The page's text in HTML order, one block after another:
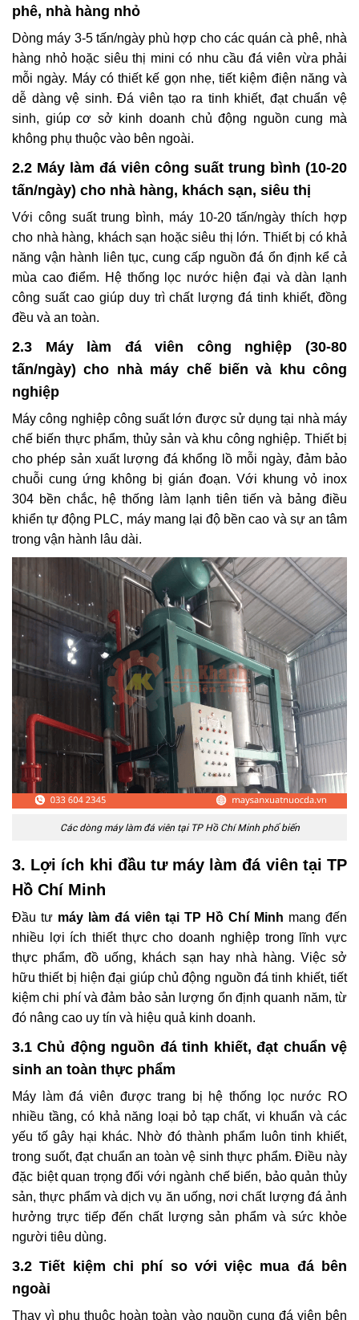
phê, nhà hàng nhỏ
Dòng máy 3-5 tấn/ngày phù hợp cho các quán cà phê, nhà
hàng nhỏ hoặc siêu thị mini có nhu cầu đá viên vừa phải
mỗi ngày. Máy có thiết kế gọn nhẹ, tiết kiệm điện năng và
dễ dàng vệ sinh. Đá viên tạo ra tinh khiết, đạt chuẩn vệ
sinh, giúp cơ sở kinh doanh chủ động nguồn cung mà
không phụ thuộc vào bên ngoài.
2.2 Máy làm đá viên công suất trung bình (10-20
tấn/ngày) cho nhà hàng, khách sạn, siêu thị
Với công suất trung bình, máy 10-20 tấn/ngày thích hợp
cho nhà hàng, khách sạn hoặc siêu thị lớn. Thiết bị có khả
năng vận hành liên tục, cung cấp nguồn đá ổn định kể cả
mùa cao điểm. Hệ thống lọc nước hiện đại và dàn lạnh
công suất cao giúp duy trì chất lượng đá tinh khiết, đồng
đều và an toàn.
2.3 Máy làm đá viên công nghiệp (30-80
tấn/ngày) cho nhà máy chế biến và khu công
nghiệp
Máy công nghiệp công suất lớn được sử dụng tại nhà máy
chế biến thực phẩm, thủy sản và khu công nghiệp. Thiết bị
cho phép sản xuất lượng đá khổng lồ mỗi ngày, đảm bảo
chuỗi cung ứng không bị gián đoạn. Với khung vỏ inox
304 bền chắc, hệ thống làm lạnh tiên tiến và bảng điều
khiển tự động PLC, máy mang lại độ bền cao và sự an tâm
trong vận hành lâu dài.
Các dòng máy làm đá viên tại TP Hồ Chí Minh phổ biến
3. Lợi ích khi đầu tư máy làm đá viên tại TP
Hồ Chí Minh
Đầu tư máy làm đá viên tại TP Hồ Chí Minh mang đến
nhiều lợi ích thiết thực cho doanh nghiệp trong lĩnh vực
thực phẩm, đồ uống, khách sạn hay nhà hàng. Việc sở
hữu thiết bị hiện đại giúp chủ động nguồn đá tinh khiết, tiết
kiệm chi phí và đảm bảo sản lượng ổn định quanh năm, từ
đó nâng cao uy tín và hiệu quả kinh doanh.
3.1 Chủ động nguồn đá tinh khiết, đạt chuẩn vệ
sinh an toàn thực phẩm
Máy làm đá viên được trang bị hệ thống lọc nước RO
nhiều tầng, có khả năng loại bỏ tạp chất, vi khuẩn và các
yếu tố gây hại khác. Nhờ đó thành phẩm luôn tinh khiết,
trong suốt, đạt chuẩn an toàn vệ sinh thực phẩm. Điều này
đặc biệt quan trọng đối với ngành chế biến, bảo quản thủy
sản, thực phẩm và dịch vụ ăn uống, nơi chất lượng đá ảnh
hưởng trực tiếp đến chất lượng sản phẩm và sức khỏe
người tiêu dùng.
3.2 Tiết kiệm chi phí so với việc mua đá bên
ngoài
Thay vì phụ thuộc hoàn toàn vào nguồn cung đá viên bên